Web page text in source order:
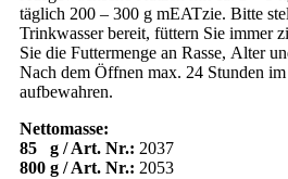
täglich 200 – 300 g mEATzie. Bitte
Trinkwasser bereit, füttern Sie immer
Sie die Futtermenge an Rasse, Alter
Nach dem Öffnen max. 24 Stunden
aufbewahren.
Nettomasse:
85 g / Art. Nr.: 2037
800 g / Art. Nr.: 2053